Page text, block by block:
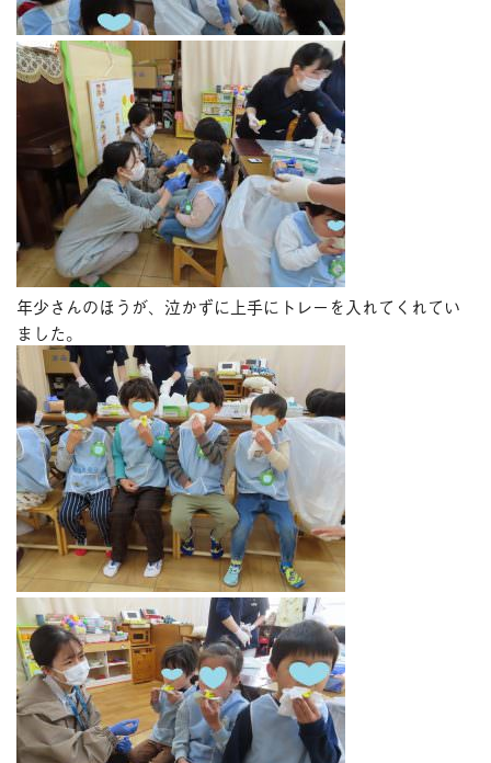
年少さんのほうが、泣かずに上手にトレーを入れてくれてい
ました。